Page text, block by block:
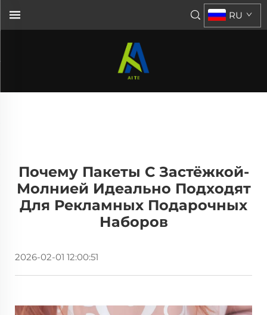
RU
Почему Пакеты С Застёжкой-
Молнией Идеально Подходят
Для Рекламных Подарочных
Наборов
2026-02-01 12:00:51